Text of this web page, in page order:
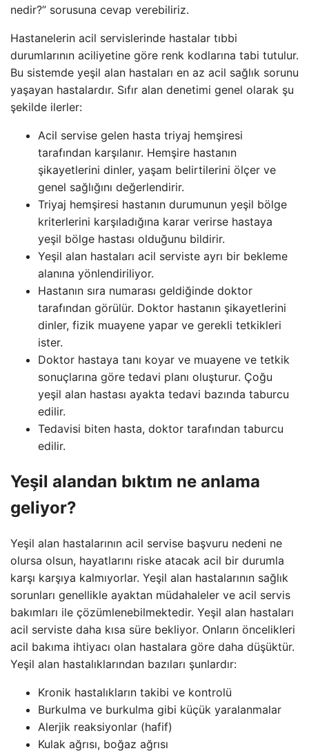
nedir?” sorusuna cevap verebiliriz.
Hastanelerin acil servislerinde hastalar tıbbi
durumlarının aciliyetine göre renk kodlarına tabi tutulur.
Bu sistemde yeşil alan hastaları en az acil sağlık sorunu
yaşayan hastalardır. Sıfır alan denetimi genel olarak şu
şekilde ilerler:
Acil servise gelen hasta triyaj hemşiresi
tarafından karşılanır. Hemşire hastanın
şikayetlerini dinler, yaşam belirtilerini ölçer ve
genel sağlığını değerlendirir.
Triyaj hemşiresi hastanın durumunun yeşil bölge
kriterlerini karşıladığına karar verirse hastaya
yeşil bölge hastası olduğunu bildirir.
Yeşil alan hastaları acil serviste ayrı bir bekleme
alanına yönlendiriliyor.
Hastanın sıra numarası geldiğinde doktor
tarafından görülür. Doktor hastanın şikayetlerini
dinler, fizik muayene yapar ve gerekli tetkikleri
ister.
Doktor hastaya tanı koyar ve muayene ve tetkik
sonuçlarına göre tedavi planı oluşturur. Çoğu
yeşil alan hastası ayakta tedavi bazında taburcu
edilir.
Tedavisi biten hasta, doktor tarafından taburcu
edilir.
Yeşil alandan bıktım ne anlama
geliyor?
Yeşil alan hastalarının acil servise başvuru nedeni ne
olursa olsun, hayatlarını riske atacak acil bir durumla
karşı karşıya kalmıyorlar. Yeşil alan hastalarının sağlık
sorunları genellikle ayaktan müdahaleler ve acil servis
bakımları ile çözümlenebilmektedir. Yeşil alan hastaları
acil serviste daha kısa süre bekliyor. Onların öncelikleri
acil bakıma ihtiyacı olan hastalara göre daha düşüktür.
Yeşil alan hastalıklarından bazıları şunlardır:
Kronik hastalıkların takibi ve kontrolü
Burkulma ve burkulma gibi küçük yaralanmalar
Alerjik reaksiyonlar (hafif)
Kulak ağrısı, boğaz ağrısı